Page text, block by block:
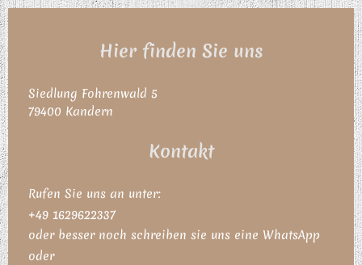
Hier finden Sie uns
Siedlung Fohrenwald 5
79400 Kandern
Kontakt
Rufen Sie uns an unter:
+49 1629622337
oder besser noch schreiben sie uns eine WhatsApp
oder